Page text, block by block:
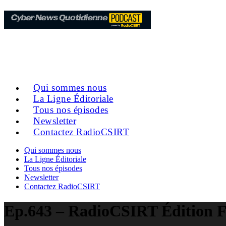
Qui sommes nous
La Ligne Éditoriale
Tous nos épisodes
Newsletter
Contactez RadioCSIRT
Qui sommes nous
La Ligne Éditoriale
Tous nos épisodes
Newsletter
Contactez RadioCSIRT
Ep.643 – RadioCSIRT Édition